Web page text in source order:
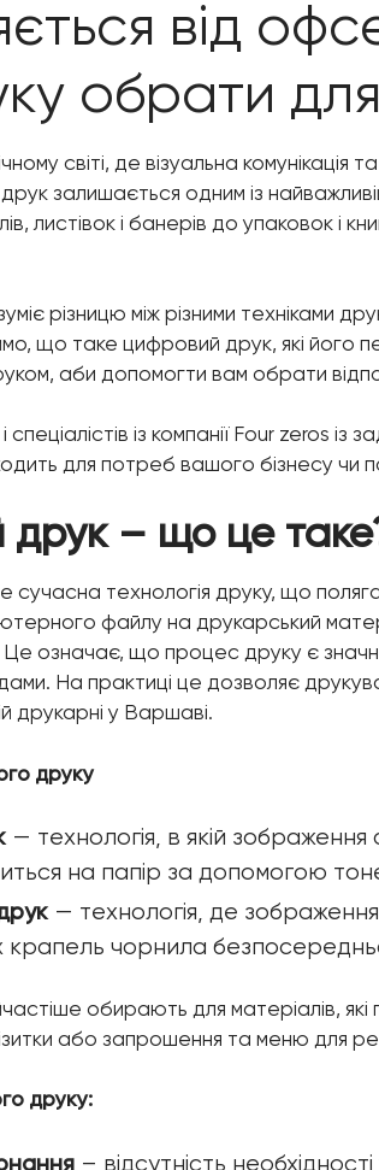
від
обрати
світі, де візуальна комунікація
залишається одним із
листівок і банерів до упаковок і
різницю між різними техніками
що таке цифровий друк, які його
аби допомогти вам обрати
спеціалістів із компанії Four zeros
для потреб вашого бізнесу чи
друк – що це
сучасна технологія друку, що
файлу на друкарський
означає, що процес друку є значно
На практиці це дозволяє
друкарні у Варшаві.
друку
— технологія, в якій
на папір за допомогою
— технологія, де
крапель чорнила
обирають для матеріалів,
або запрошення та меню для
друку:
– відсутність